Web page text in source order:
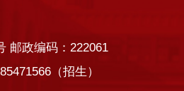
邮政编码：222061
（招生）